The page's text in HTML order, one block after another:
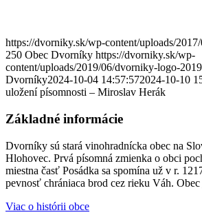
https://dvorniky.sk/wp-content/uploads/
250 Obec Dvorníky https://dvorniky.sk/wp-
content/uploads/2019/06/dvorniky-logo-
Dvorníky2024-10-04 14:57:572024-10-10
uložení písomnosti – Miroslav Herák
Základné informácie
Dvorníky sú stará vinohradnícka obec na
Hlohovec. Prvá písomná zmienka o obci
miestna časť Posádka sa spomína už v r.
pevnosť chrániaca brod cez rieku Váh. Obec
Viac o histórii obce